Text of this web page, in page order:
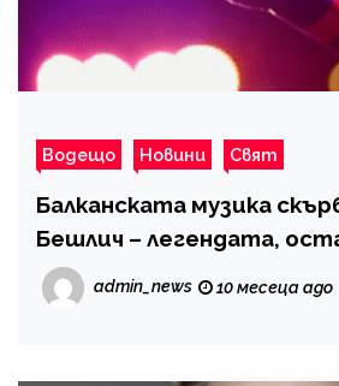
Водещо Новини Свят
Балканската музика
Бешлич – легендата,
поколения напред
admin_news 10 месеца ago